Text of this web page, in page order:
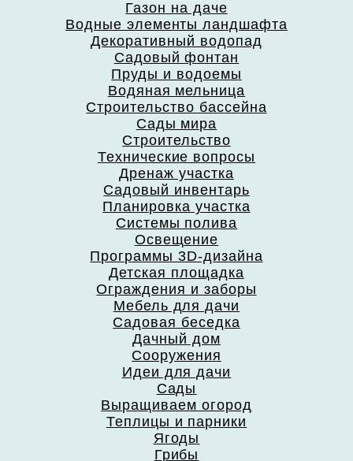
Газон на даче
Водные элементы ландшафта
Декоративный водопад
Садовый фонтан
Пруды и водоемы
Водяная мельница
Строительство бассейна
Сады мира
Строительство
Технические вопросы
Дренаж участка
Садовый инвентарь
Планировка участка
Системы полива
Освещение
Программы 3D-дизайна
Детская площадка
Ограждения и заборы
Мебель для дачи
Садовая беседка
Дачный дом
Сооружения
Идеи для дачи
Сады
Выращиваем огород
Теплицы и парники
Ягоды
Грибы